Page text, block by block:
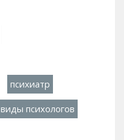
психиатр
виды психологов